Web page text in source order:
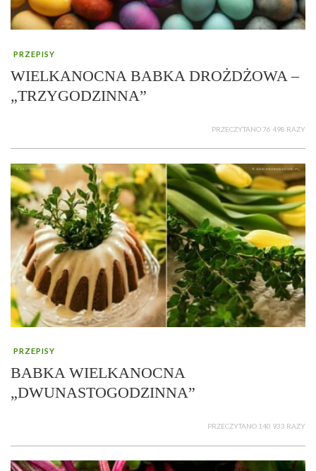
PRZEPISY
WIELKANOCNA BABKA DROŻDŻOWA –
„TRZYGODZINNA”
PRZECZYTANO 76 498 RAZY
PRZEPISY
BABKA WIELKANOCNA
„DWUNASTOGODZINNA”
PRZECZYTANO 140 933 RAZY